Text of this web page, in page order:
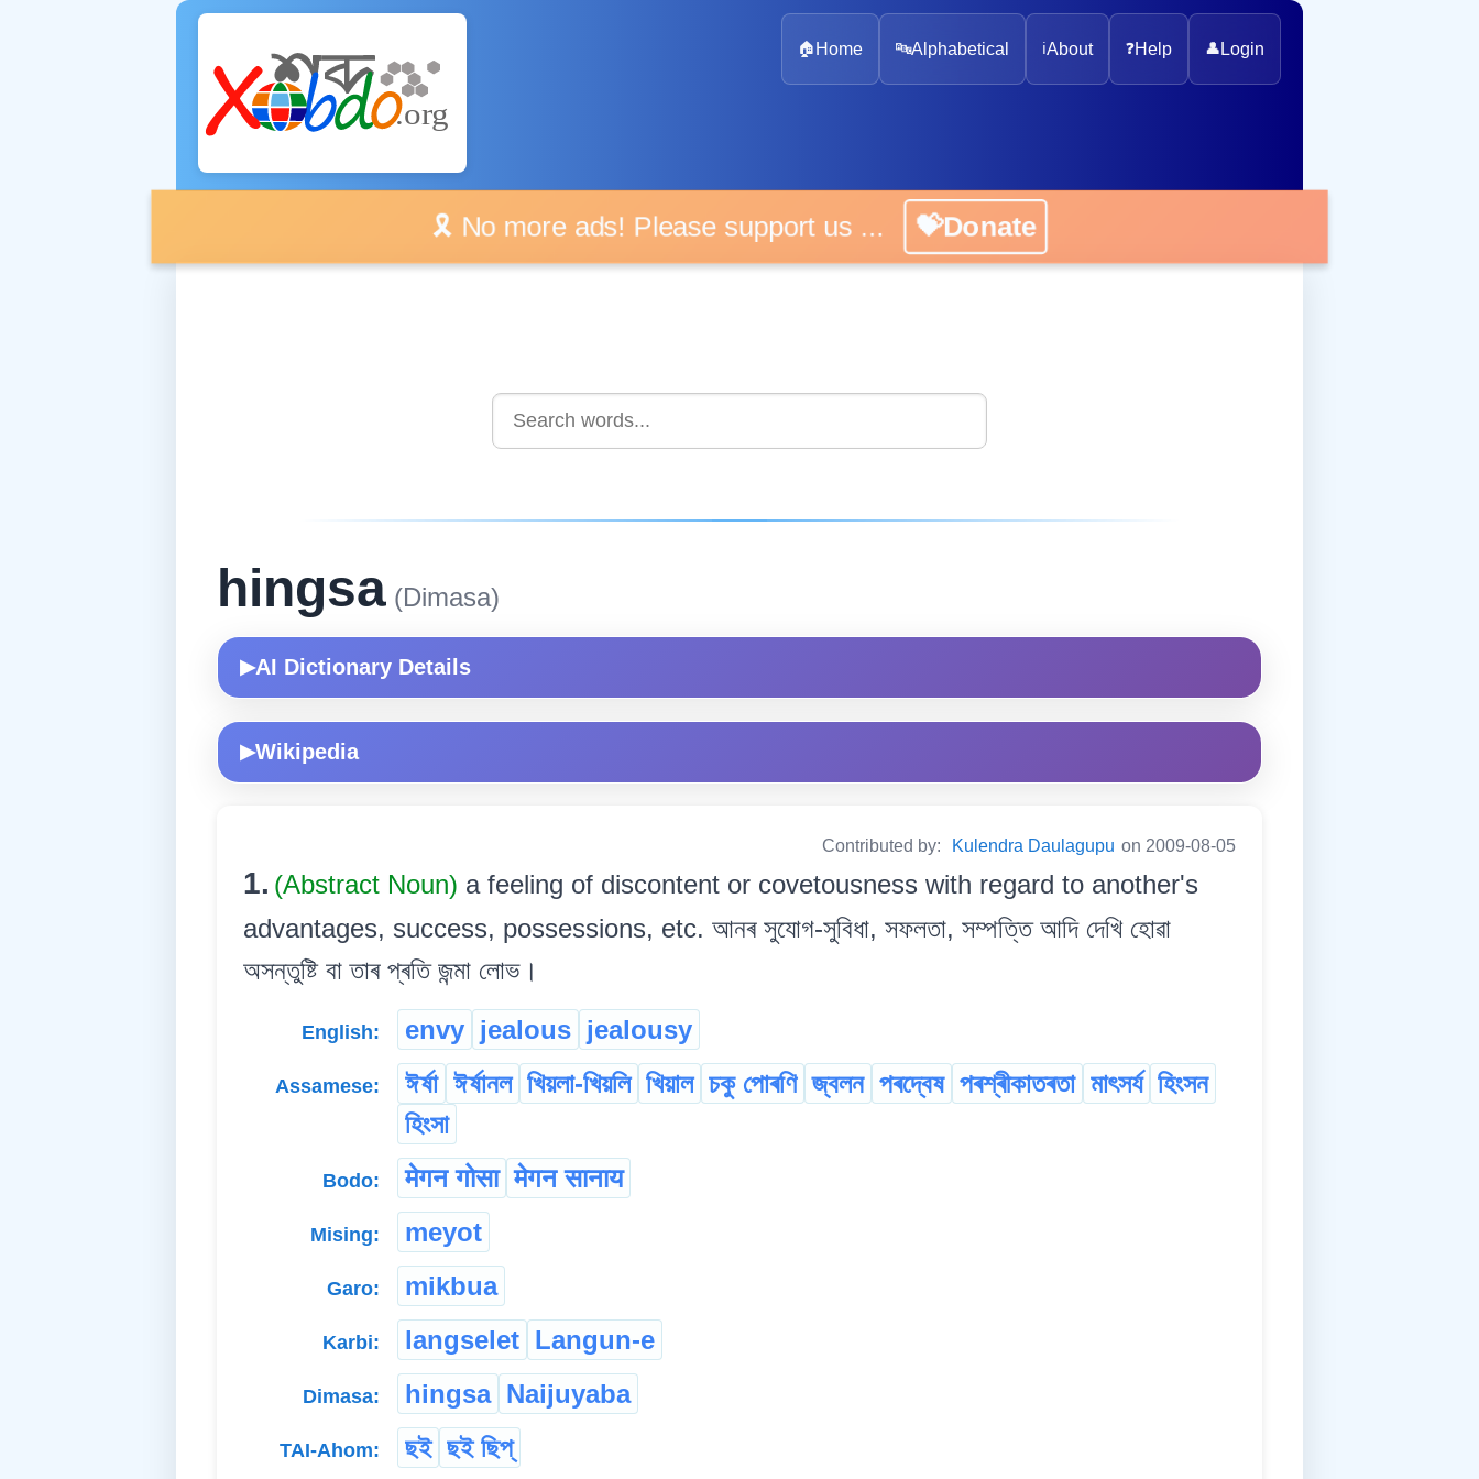
🏠 Home 🔤Alphabetical ℹ️About ❓Help 👤 Login
🎗️ No more ads! Please support us ... 💝Donate
hingsa (Dimasa)
▶AI Dictionary Details
▶Wikipedia
Contributed by: Kulendra Daulagupu on 2009-08-05
1. (Abstract Noun) a feeling of discontent or covetousness with regard to another's
advantages, success, possessions, etc. আনৰ সুযোগ-সুবিধা, সফলতা, সম্পত্তি আদি দেখি হোৱা
অসন্তুষ্টি বা তাৰ প্ৰতি জন্মা লোভ।
English: envy jealous jealousy
Assamese: ঈৰ্ষা ঈৰ্ষানল খিয়লা-খিয়লি খিয়াল চকু পোৰণি জ্বলন পৰদ্বেষ পৰশ্ৰীকাতৰতা মাৎসৰ্য হিংসন
হিংসা
Bodo: मेगन गोसा मेगन सानाय
Mising: meyot
Garo: mikbua
Karbi: langselet Langun-e
Dimasa: hingsa Naijuyaba
TAI-Ahom: ছই ছই ছিপ্